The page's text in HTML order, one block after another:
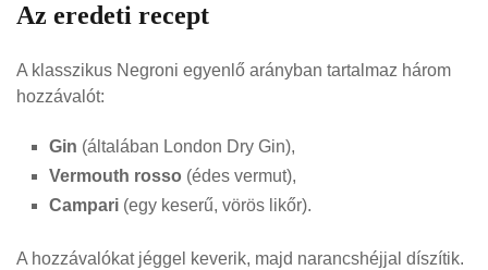
Az eredeti recept
A klasszikus Negroni egyenlő arányban tartalmaz három
hozzávalót:
Gin (általában London Dry Gin),
Vermouth rosso (édes vermut),
Campari (egy keserű, vörös likőr).
A hozzávalókat jéggel keverik, majd narancshéjjal díszítik.